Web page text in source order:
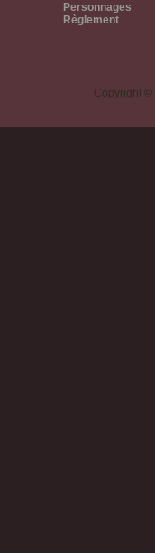
Personnages
Règlement
Copyright ©